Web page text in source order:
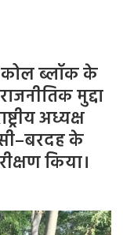
ब्लॉक के
मुद्दा
अध्यक्ष
के
किया।